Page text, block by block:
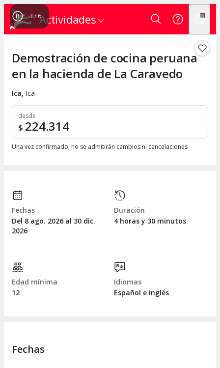
Actividades
3 / 6
Demostración de cocina peruana
en la hacienda de La Caravedo
Ica, Ica
desde
$ 224.314
Una vez confirmado, no se admitirán cambios ni cancelaciones
Fechas
Del 8 ago. 2026 al 30 dic.
2026
Duración
4 horas y 30 minutos
Edad mínima
12
Idiomas
Español e inglés
Fechas